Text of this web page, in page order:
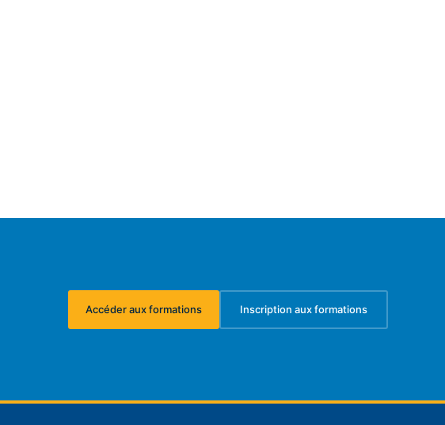
Accéder aux formations
(s'ouvre dans un nouvel onglet)
Inscription aux formations
(s'ouvre dans un nouvel